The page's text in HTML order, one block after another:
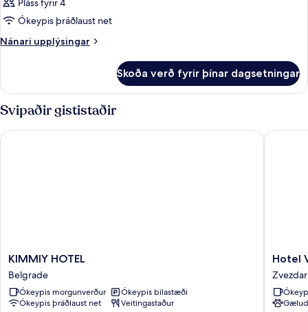
Pláss fyrir 4
Ókeypis þráðlaust net
Nánari upplýsingar
Nánari
Skoða verð fyrir þínar dagsetningar
Svipaðir gististaðir
KIMMIY
HOTEL
Belgrade
KIMMIY HOTEL
Belgrade
Ókeypis morgunverður
Ókeypis bílastæði
Ókeypis þráðlaust net
Veitingastaður
KIMMIY HOTEL
Hotel
Vozarev
Hotel
Hotel